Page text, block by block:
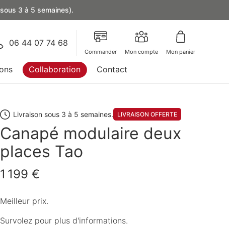
3 à 5 semaines).
06 44 07 74 68
Commander Mon compte Mon panier
Collaboration Contact
Livraison sous 3 à 5 semaines. LIVRAISON OFFERTE
Canapé modulaire deux
places Tao
1 199 €
Meilleur prix.
Survolez pour plus d'informations.